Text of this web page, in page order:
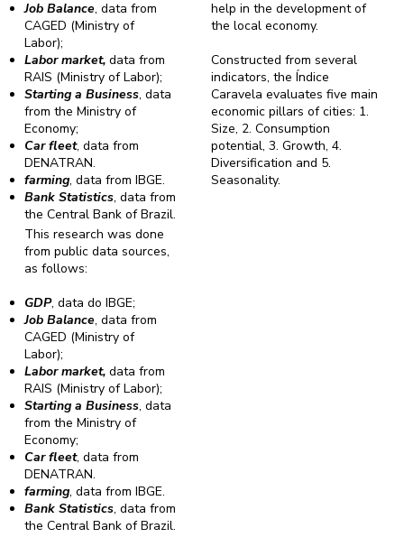
help in the development of
the local economy.
Constructed from several
indicators, the Índice
Caravela evaluates five main
economic pillars of cities: 1.
Size, 2. Consumption
potential, 3. Growth, 4.
Diversification and 5.
Seasonality.
Job Balance, data from
CAGED (Ministry of
Labor);
Labor market,data from
RAIS (Ministry of Labor);
Starting a Business, data
from the Ministry of
Economy;
Car fleet, data from
DENATRAN.
farming, data from IBGE.
Bank Statistics, data from
the Central Bank of Brazil.
This research was done
from public data sources,
as follows:
GDP, data do IBGE;
Job Balance, data from
CAGED (Ministry of
Labor);
Labor market,data from
RAIS (Ministry of Labor);
Starting a Business, data
from the Ministry of
Economy;
Car fleet, data from
DENATRAN.
farming, data from IBGE.
Bank Statistics, data from
the Central Bank of Brazil.